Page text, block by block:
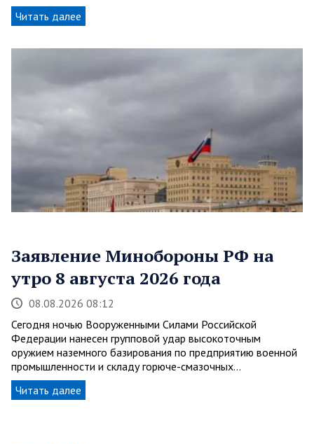
Читать далее
Заявление Минобороны РФ на
утро 8 августа 2026 года
08.08.2026 08:12
Сегодня ночью Вооруженными Силами Российской
Федерации нанесен групповой удар высокоточным
оружием наземного базирования по предприятию военной
промышленности и складу горюче-смазочных…
Читать далее